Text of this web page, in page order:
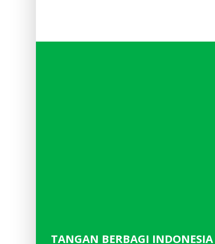
TANGAN BERBAGI INDONESIA